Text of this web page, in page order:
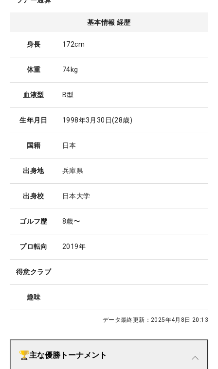
基本情報 経歴
身長 172cm
体重 74kg
血液型 B型
生年月日 1998年3月30日(28歳)
国籍 日本
出身地 兵庫県
出身校 日本大学
ゴルフ歴 8歳〜
プロ転向 2019年
得意クラブ
趣味
データ最終更新： 2025年4月8日 20:13
主な優勝トーナメント